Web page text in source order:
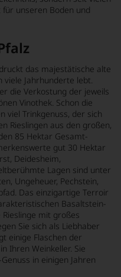
für unseren Boden und
das majestätische alte
Jahrhunderte lebt.
die Verkostung der jeweils
Vinothek. Schon die
viel Trinkgenuss, der sich
Rieslingen aus den großen,
85 Hektar Gesamt-
gut 30 Hektar
Deidesheim,
Lagen sind unter
Ungeheuer, Pechstein,
Das einzigartige Terroir
Basaltstein-
mit großes
Sie sich als Liebhaber
einige Flaschen der
Ihren Weinkeller. Sie
in einigen Jahren